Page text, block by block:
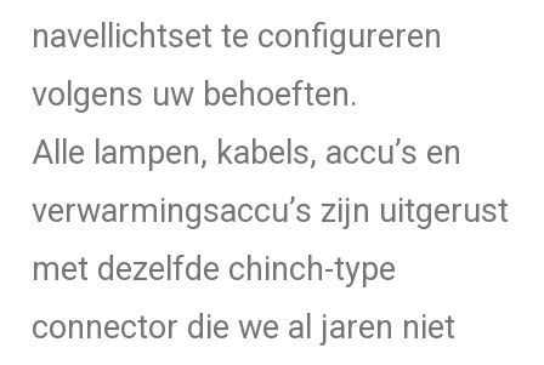
navellichtset te configureren
volgens uw behoeften.
Alle lampen, kabels, accu’s en
verwarmingsaccu’s zijn uitgerust
met dezelfde chinch-type
connector die we al jaren niet